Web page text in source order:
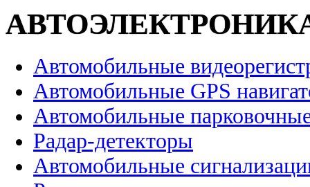
Автомобильные
Автомобильные GPS
Автомобильные
Радар-детекторы
Автомобильные